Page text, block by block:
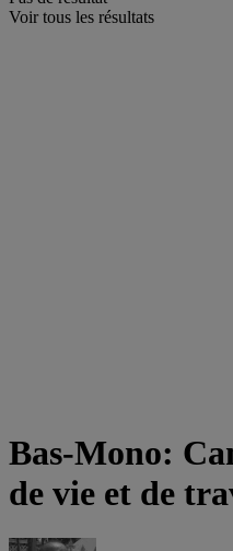
Voir tous les résultats
Bas-Mono:
de vie et de